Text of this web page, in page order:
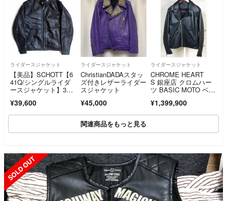
ライダースジャケット
【美品】SCHOTT【6
41Q/シングルライダ
ースジャケット】3
製 ショット 26070178
¥39,600
ライダースジャケット
ChristianDADAスタッ
ズ付きレザーライダー
スジャケット
¥45,000
ライダースジャケット
CHROME HEART
S 銀座店 クロムハー
ツ BASIC MOTO ベー
イダース ジャケッ
ト メンズ シルバー S
¥1,399,900
関連商品をもっと見る
SOLD OUT